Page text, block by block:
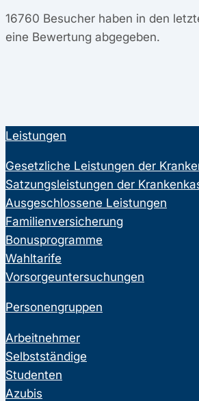
16760 Besucher haben in den
eine Bewertung abgegeben.
Leistungen
Gesetzliche Leistungen der
Satzungsleistungen der
Ausgeschlossene Leistungen
Familienversicherung
Bonusprogramme
Wahltarife
Vorsorgeuntersuchungen
Personengruppen
Arbeitnehmer
Selbstständige
Studenten
Azubis